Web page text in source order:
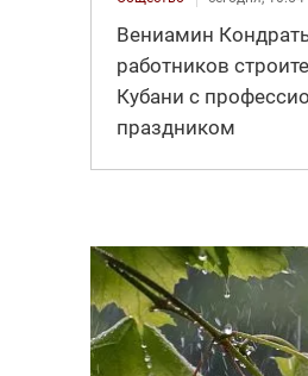
Вениамин
работников
Кубани с
праздником